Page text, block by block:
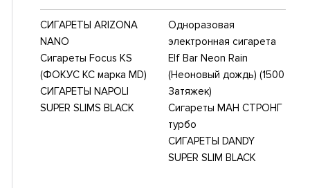
СИГАРЕТЫ ARIZONA
NANO
Сигареты Focus KS
(ФОКУС КС марка MD)
СИГАРЕТЫ NAPOLI
SUPER SLIMS BLACK
Одноразовая
электронная сигарета
Elf Bar Neon Rain
(Неоновый дождь) (1500
Затяжек)
Сигареты МАН СТРОНГ
турбо
СИГАРЕТЫ DANDY
SUPER SLIM BLACK